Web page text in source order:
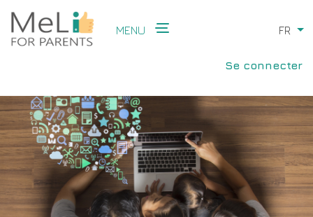
contenu
User
menu
Se connecter
MENU FR